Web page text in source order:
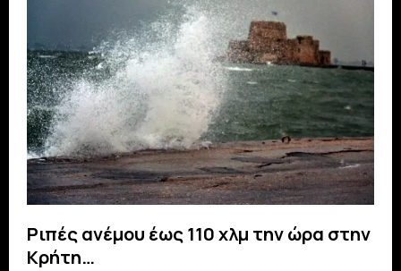
Ριπές ανέμου έως 110 χλμ την ώρα στην
Κρήτη…